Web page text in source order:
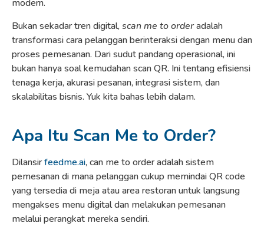
modern.
Bukan sekadar tren digital, scan me to orderadalah
transformasi cara pelanggan berinteraksi dengan menu dan
proses pemesanan. Dari sudut pandang operasional, ini
bukan hanya soal kemudahan scan QR. Ini tentang efisiensi
tenaga kerja, akurasi pesanan, integrasi sistem, dan
skalabilitas bisnis. Yuk kita bahas lebih dalam.
Apa Itu Scan Me to Order?
Dilansirfeedme.ai, can me to order adalah sistem
pemesanan di mana pelanggan cukup memindai QR code
yang tersedia di meja atau area restoran untuk langsung
mengakses menu digital dan melakukan pemesanan
melalui perangkat mereka sendiri.